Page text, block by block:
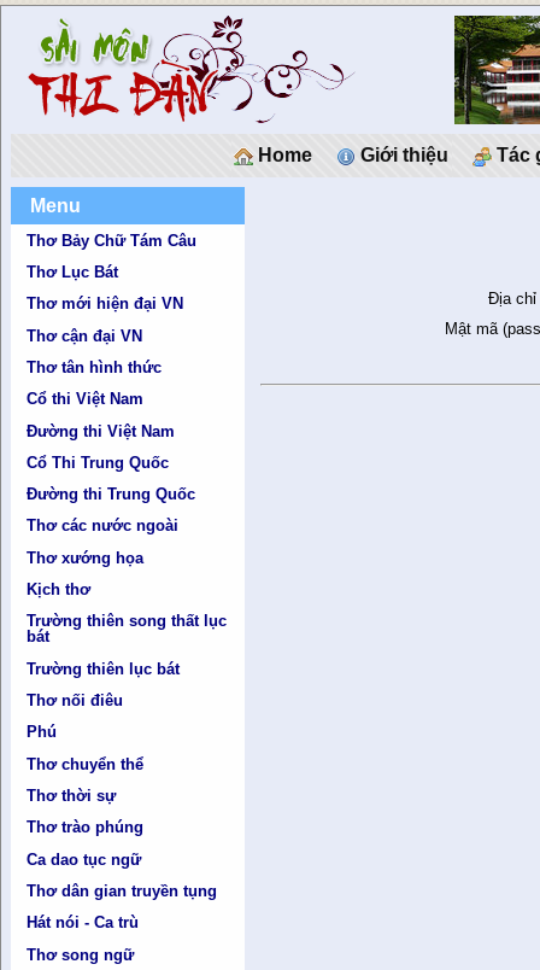
Home Giới thiệu Tác
Menu
Thơ Bảy Chữ Tám Câu
Thơ Lục Bát
Thơ mới hiện đại VN
Thơ cận đại VN
Thơ tân hình thức
Cổ thi Việt Nam
Đường thi Việt Nam
Cổ Thi Trung Quốc
Đường thi Trung Quốc
Thơ các nước ngoài
Thơ xướng họa
Kịch thơ
Trường thiên song thất lục
bát
Trường thiên lục bát
Thơ nối điêu
Phú
Thơ chuyển thể
Thơ thời sự
Thơ trào phúng
Ca dao tục ngữ
Thơ dân gian truyền tụng
Hát nói - Ca trù
Thơ song ngữ
Địa chỉ
Mật mã